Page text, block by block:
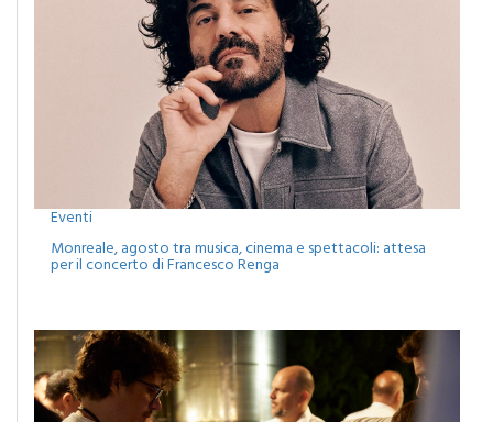
Eventi
Monreale, agosto tra musica, cinema e spettacoli: attesa
per il concerto di Francesco Renga